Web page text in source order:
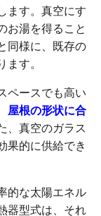
ます。真空にす
お湯を得ること
同様に、既存の
ます。
ペースでも高い
屋根の形状に合
、真空のガラス
果的に供給でき
的な太陽エネル
器型式は、それ